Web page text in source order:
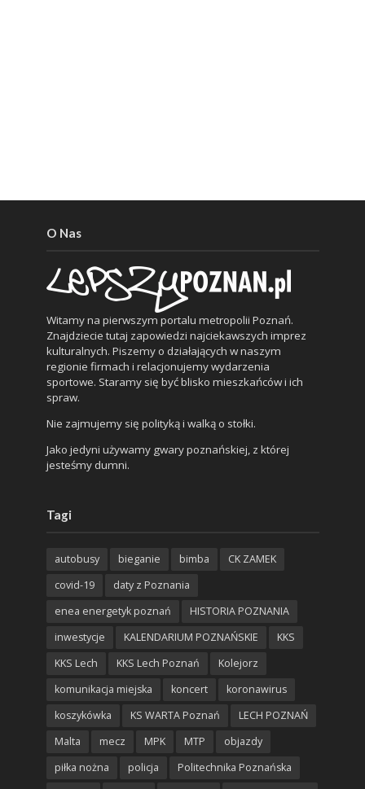
O Nas
Witamy na pierwszym portalu metropolii Poznań.
Znajdziecie tutaj zapowiedzi najciekawszych imprez
kulturalnych. Piszemy o działających w naszym
regionie firmach i relacjonujemy wydarzenia
sportowe. Staramy się być blisko mieszkańców i ich
spraw.
Nie zajmujemy się polityką i walką o stołki.
Jako jedyni używamy gwary poznańskiej, z której
jesteśmy dumni.
Tagi
autobusy bieganie bimba
CK ZAMEK
covid-19
daty z Poznania
enea energetyk poznań
HISTORIA POZNANIA
inwestycje
KALENDARIUM POZNAŃSKIE
KKS
KKS Lech
KKS Lech Poznań
Kolejorz
komunikacja miejska
koncert
koronawirus
koszykówka
KS WARTA Poznań
LECH POZNAŃ
Malta
mecz MPK MTP
objazdy
piłka nożna
policja
Politechnika Poznańska